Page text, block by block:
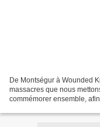
De Montségur à Wounded
massacres que nous
commémorer ensemble,